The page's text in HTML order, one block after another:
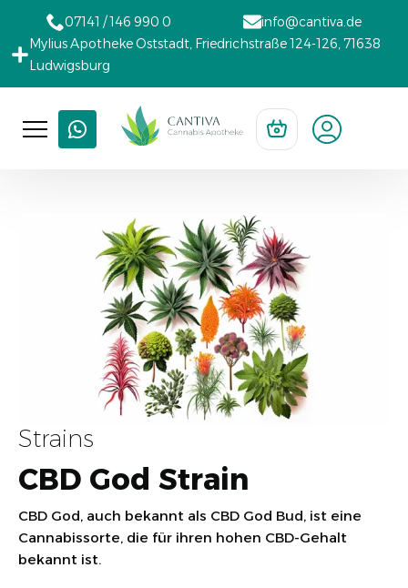
07141 / 146 990 0
info@cantiva.de
Mylius Apotheke Oststadt, Friedrichstraße 124-126, 71638
Ludwigsburg
Strains
CBD God Strain
CBD God, auch bekannt als CBD God Bud, ist eine
Cannabissorte, die für ihren hohen CBD-Gehalt
bekannt ist.